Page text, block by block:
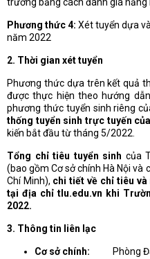
trường bằng cách đánh giá
Phương thức 4: Xét tuyển dựa
năm 2022
2. Thời gian xét tuyển
Phương thức dựa trên kết quả
được thực hiện theo hướng
phương thức tuyển sinh riêng
thống tuyển sinh trực tuyến
kiến bắt đầu từ tháng 5/2022.
Tổng chỉ tiêu tuyển sinh của
(bao gồm Cơ sở chính Hà Nội và
Chí Minh), chi tiết về chỉ tiêu và
tại địa chỉ tlu.edu.vn khi
2022.
3. Thông tin liên lạc
Cơ sở chính:
Phòng